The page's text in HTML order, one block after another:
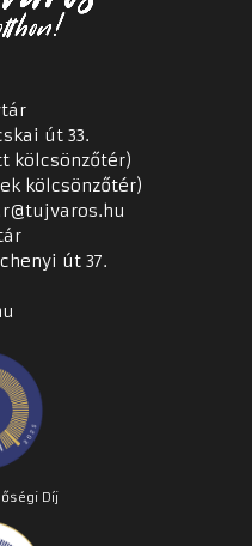
út 33.
kölcsönzőtér)
kölcsönzőtér)
út 37.
Díj